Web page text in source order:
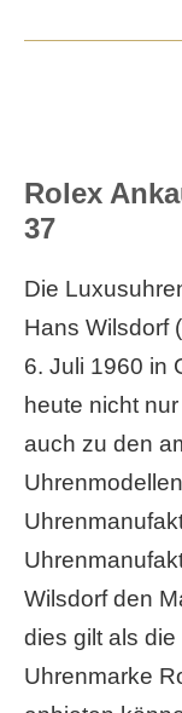
Rolex
37
Die
Hans Wilsdorf
6. Juli 1960 in
heute nicht
auch zu den
Wilsdorf den
dies gilt als
Uhrenmarke